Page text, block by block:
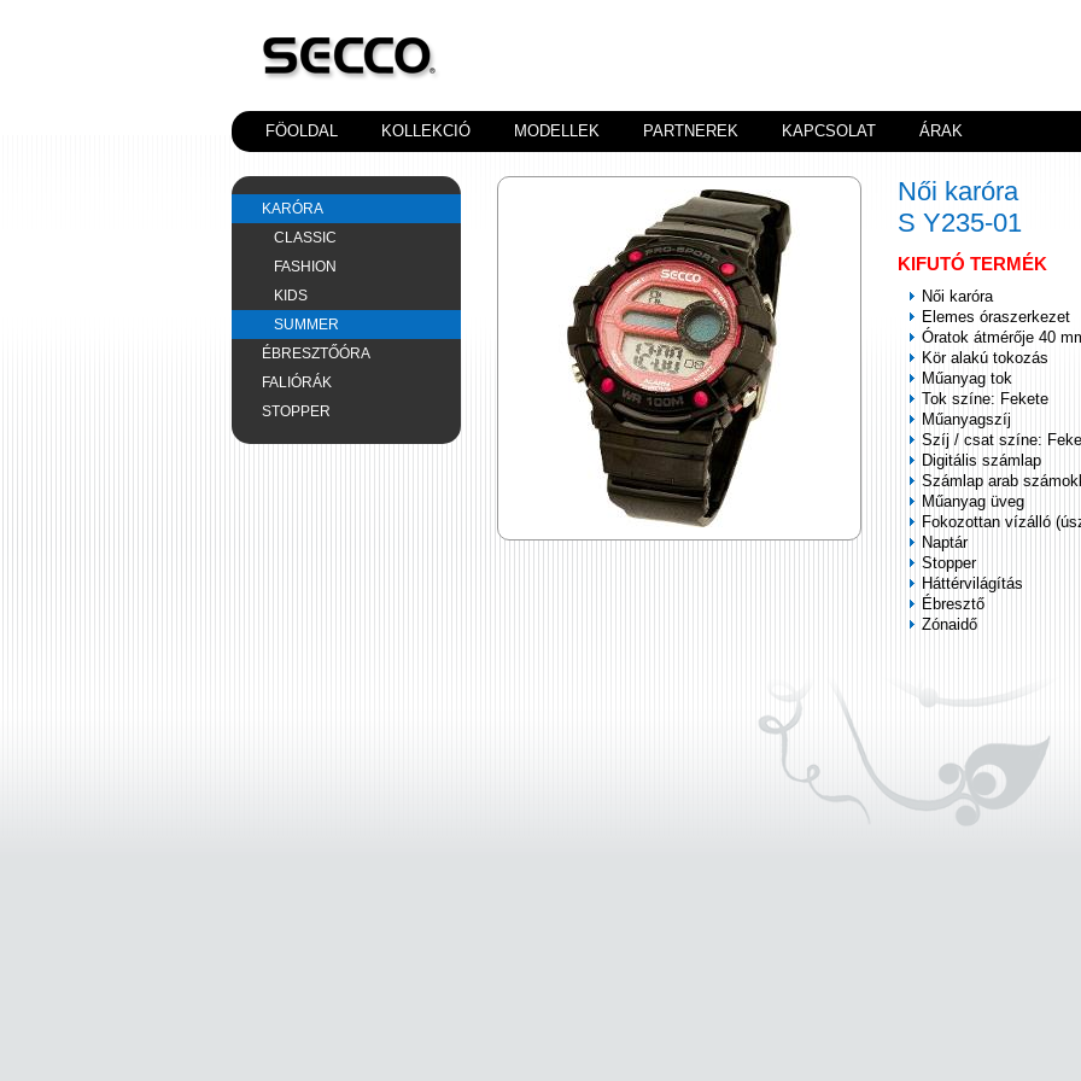
FÖOLDAL KOLLEKCIÓ MODELLEK PARTNEREK KAPCSOLAT ÁRAK
KARÓRA
CLASSIC
FASHION
KIDS
SUMMER
ÉBRESZTŐÓRA
FALIÓRÁK
STOPPER
Női karóra
S Y235-01
KIFUTÓ TERMÉK
Női karóra
Elemes óraszerkezet
Óratok átmérője 40
Kör alakú tokozás
Műanyag tok
Tok színe: Fekete
Műanyagszíj
Szíj / csat színe:
Digitális számlap
Számlap arab
Műanyag üveg
Fokozottan vízálló
Naptár
Stopper
Háttérvilágítás
Ébresztő
Zónaidő